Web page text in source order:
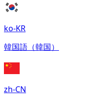
ko-KR
韓国語（韓国）
zh-CN